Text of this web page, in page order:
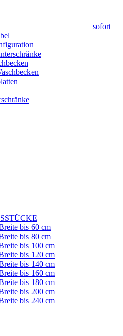
sofort
bis 60 cm
bis 80 cm
bis 100 cm
bis 120 cm
bis 140 cm
bis 160 cm
bis 180 cm
bis 200 cm
bis 240 cm